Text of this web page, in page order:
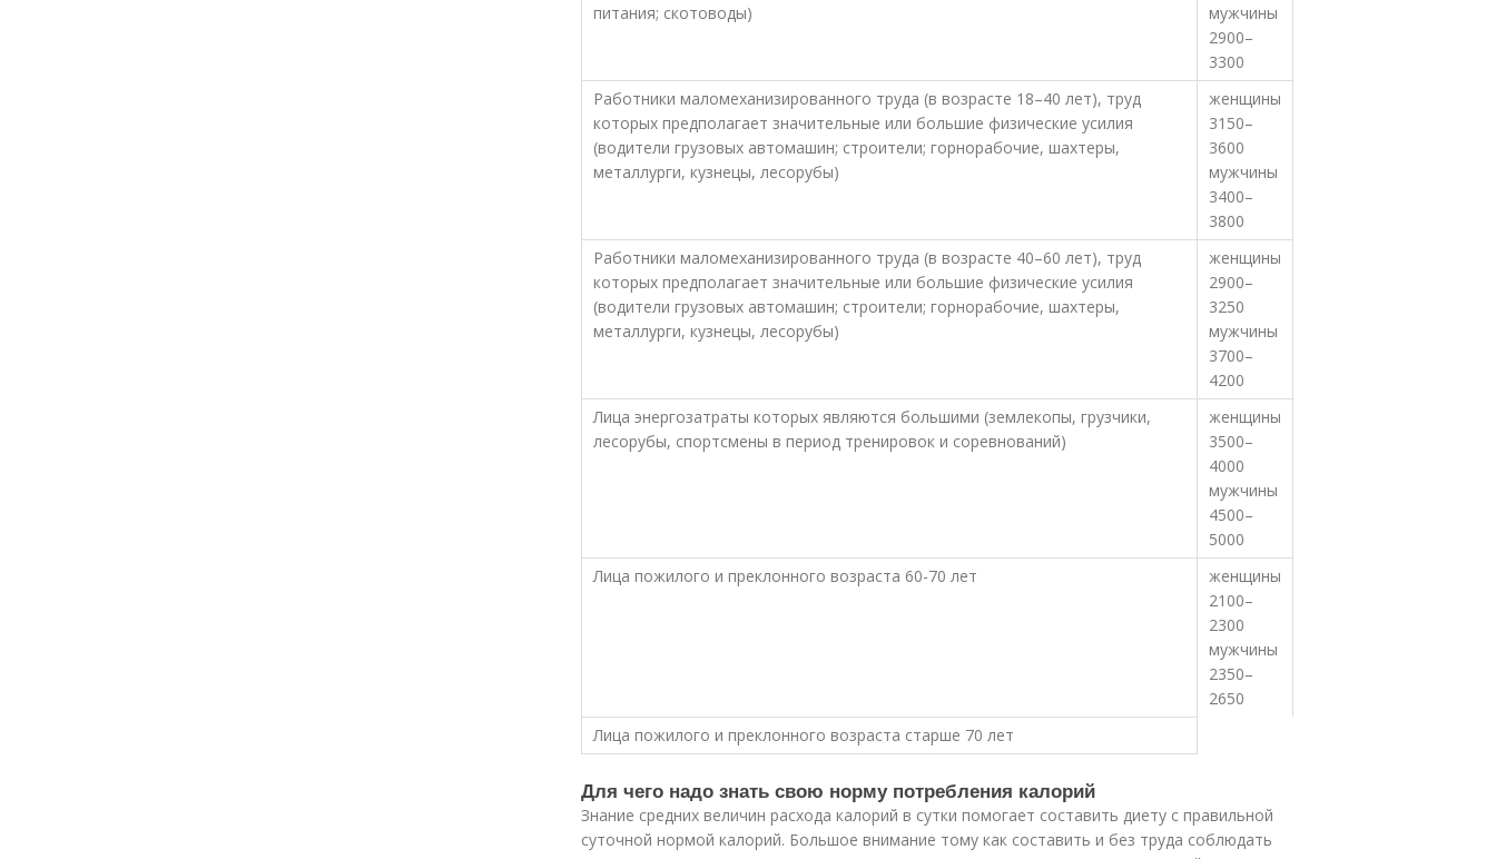
питания; скотоводы)
мужчины
2900–
3300
Работники маломеханизированного труда (в возрасте 18–40 лет), труд
которых предполагает значительные или большие физические усилия
(водители грузовых автомашин; строители; горнорабочие, шахтеры,
металлурги, кузнецы, лесорубы)
женщины
3150–
3600
мужчины
3400–
3800
Работники маломеханизированного труда (в возрасте 40–60 лет), труд
которых предполагает значительные или большие физические усилия
(водители грузовых автомашин; строители; горнорабочие, шахтеры,
металлурги, кузнецы, лесорубы)
женщины
2900–
3250
мужчины
3700–
4200
Лица энергозатраты которых являются большими (землекопы, грузчики,
лесорубы, спортсмены в период тренировок и соревнований)
женщины
3500–
4000
мужчины
4500–
5000
Лица пожилого и преклонного возраста 60-70 лет
женщины
2100–
2300
мужчины
2350–
2650
Лица пожилого и преклонного возраста старше 70 лет
Для чего надо знать свою норму потребления калорий
Знание средних величин расхода калорий в сутки помогает составить диету с правильной
суточной нормой калорий. Большое внимание тому как составить и без труда соблюдать